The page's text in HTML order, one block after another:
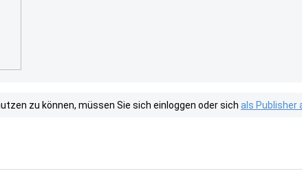
zu können, müssen Sie sich einloggen oder sich als Publisher